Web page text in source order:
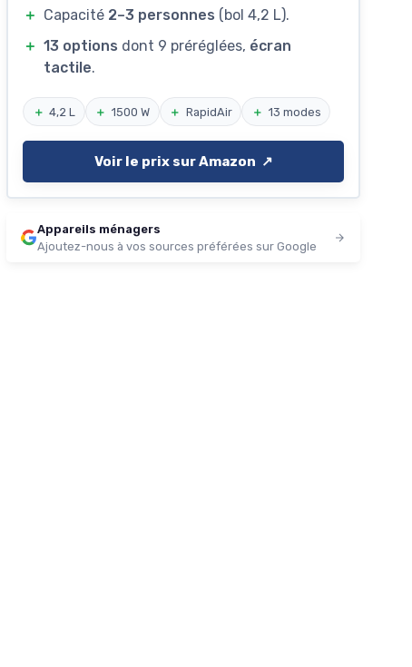
＋ Capacité 2–3 personnes (bol 4,2 L).
＋ 13 options dont 9 préréglées, écran
tactile.
＋ 4,2 L ＋ 1500 W ＋ RapidAir ＋ 13 modes
Voir le prix sur Amazon ↗️
Appareils ménagers
Ajoutez-nous à vos sources préférées sur Google